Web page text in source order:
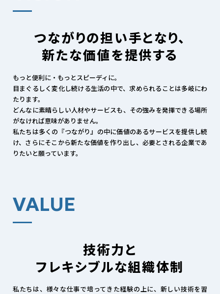
つながりの担い手となり、
新たな価値を提供する
もっと便利に・もっとスピーディに。
目まぐるしく変化し続ける生活の中で、求められることは多岐にわ
たります。
どんなに素晴らしい人材やサービスも、その強みを発揮できる場所
がなければ意味がありません。
私たちは多くの『つながり』の中に価値のあるサービスを提供し続
け、さらにそこから新たな価値を作り出し、必要とされる企業であ
りたいと願っています。
VALUE
技術力と
フレキシブルな組織体制
私たちは、様々な仕事で培ってきた経験の上に、新しい技術を習